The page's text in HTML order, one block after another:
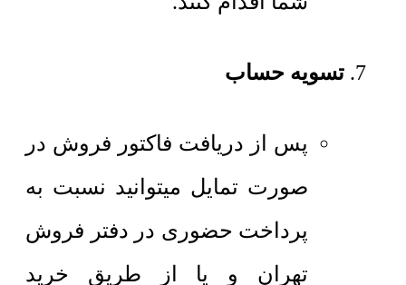
تسویه حساب
پس از دریافت فاکتور فروش در
صورت تمایل میتوانید نسبت به
پرداخت حضوری در دفتر فروش
تهران و یا از طریق خرید